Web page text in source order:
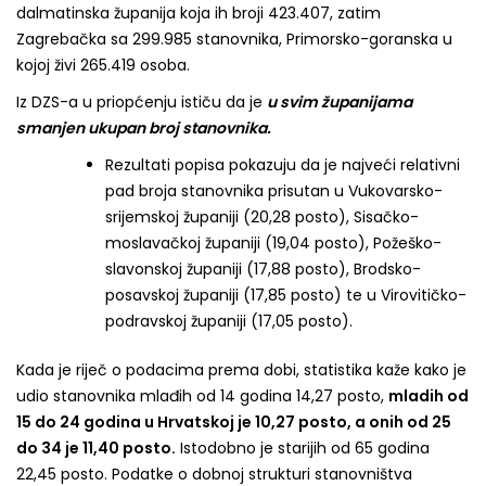
dalmatinska županija koja ih broji 423.407, zatim
Zagrebačka sa 299.985 stanovnika, Primorsko-goranska u
kojoj živi 265.419 osoba.
Iz DZS-a u priopćenju ističu da je u svim županijama
smanjen ukupan broj stanovnika.
Rezultati popisa pokazuju da je najveći relativni
pad broja stanovnika prisutan u Vukovarsko-
srijemskoj županiji (20,28 posto), Sisačko-
moslavačkoj županiji (19,04 posto), Požeško-
slavonskoj županiji (17,88 posto), Brodsko-
posavskoj županiji (17,85 posto) te u Virovitičko-
podravskoj županiji (17,05 posto).
Kada je riječ o podacima prema dobi, statistika kaže kako je
udio stanovnika mlađih od 14 godina 14,27 posto, mladih od
15 do 24 godina u Hrvatskoj je 10,27 posto, a onih od 25
do 34 je 11,40 posto. Istodobno je starijih od 65 godina
22,45 posto. Podatke o dobnoj strukturi stanovništva